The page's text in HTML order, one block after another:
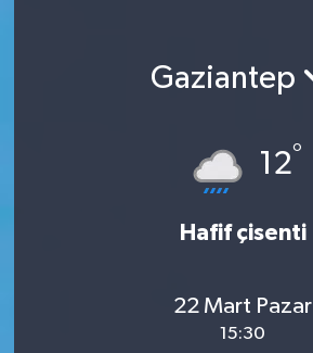
Gaziantep
12°
Hafif çisenti
22 Mart Pazar
15:30